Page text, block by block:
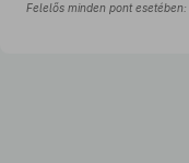
Felelős minden pont esetében: